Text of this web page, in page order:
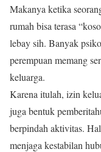
Makanya ketika
rumah bisa terasa
lebay sih. Banyak
perempuan memang
keluarga.
Karena itulah, izin
juga bentuk
berpindah aktivitas.
menjaga kestabilan